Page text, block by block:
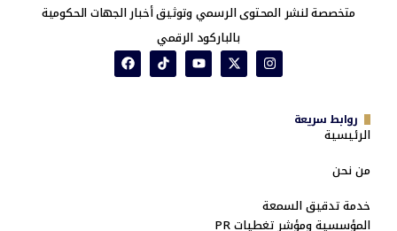
متخصصة لنشر المحتوى الرسمي وتوثيق أخبار الجهات الحكومية
بالباركود الرقمي
روابط سريعة
الرئيسية
من نحن
خدمة تدقيق السمعة
المؤسسية ومؤشر تغطيات PR